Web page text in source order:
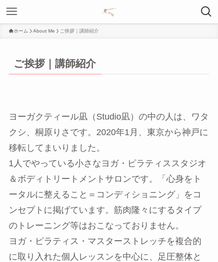
ホーム About Me ご挨拶｜講師紹介
ご挨拶｜講師紹介
ヨーガクティール凪（Studio凪）の中の人は、ワタ
クシ、桐原りさです。2020年1月、東京から神戸に
移転してまいりました。
1人でやっている小さなヨガ・ピラティススタジオ
＆ボディトリートメントサロンです。「心身をト
ータルに整えること＝コンディショニング」をコ
ンセプトに掲げています。筋肉隆々にするタイプ
のトレーニング等はおこなっておりません。
ヨガ・ピラティス・マスターストレッチを複合的
に取り入れた個人レッスンを中心に、足圧整体と